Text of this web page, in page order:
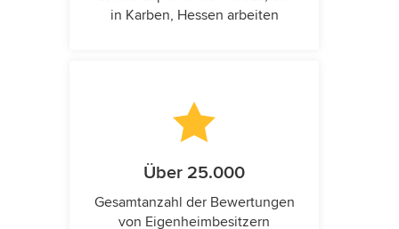
in Karben, Hessen arbeiten
Über 25.000
Gesamtanzahl der Bewertungen
von Eigenheimbesitzern